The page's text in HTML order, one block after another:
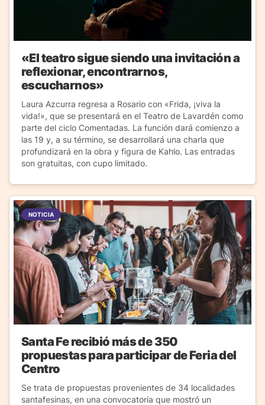
«El teatro sigue siendo una invitación a
reflexionar, encontrarnos,
escucharnos»
Laura Azcurra regresa a Rosario con «Frida, ¡viva la
vida!», que se presentará en el Teatro de Lavardén como
parte del ciclo Comentadas. La función dará comienzo a
las 19 y, a su término, se desarrollará una charla que
profundizará en la obra y figura de Kahlo. Las entradas
son gratuitas, con cupo limitado.
NOTICIA
Santa Fe recibió más de 350
propuestas para participar de Feria del
Centro
Se trata de propuestas provenientes de 34 localidades
santafesinas, en una convocatoria que mostró un